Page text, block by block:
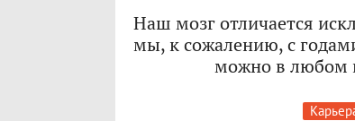
Наш мозг отличается
мы, к сожалению, с
можно в любом